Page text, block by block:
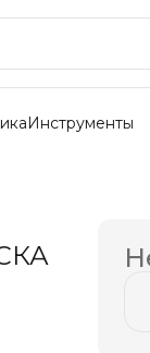
Инструменты